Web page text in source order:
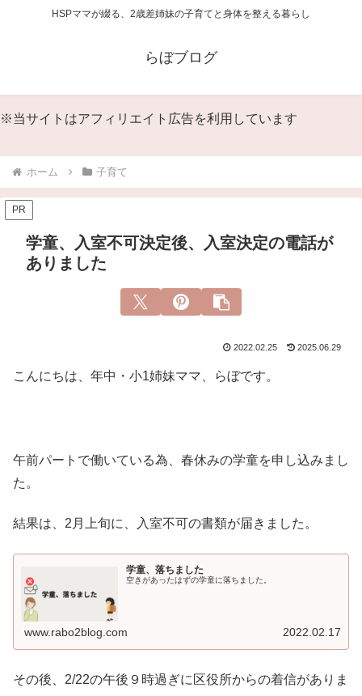
HSPママが綴る、2歳差姉妹の子育てと身体を整える暮らし
らぼブログ
※当サイトはアフィリエイト広告を利用しています
ホーム 子育て
PR
学童、入室不可決定後、入室決定の電話が
ありました
2022.02.25 2025.06.29
こんにちは、年中・小1姉妹ママ、らぼです。
午前パートで働いている為、春休みの学童を申し込みまし
た。
結果は、2月上旬に、入室不可の書類が届きました。
学童、落ちました
空きがあったはずの学童に落ちました。
www.rabo2blog.com 2022.02.17
その後、2/22の午後９時過ぎに区役所からの着信がありま